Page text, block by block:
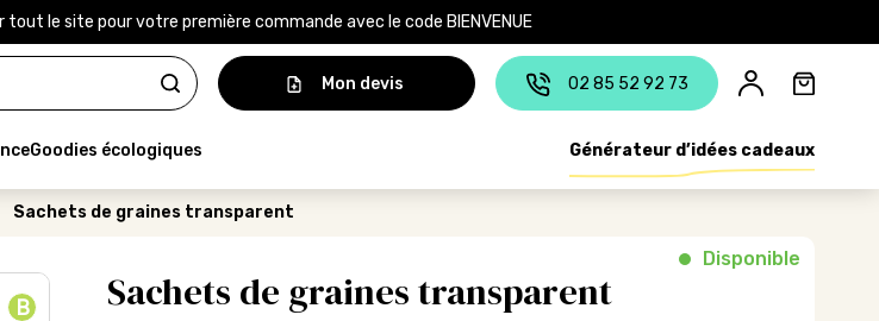
le site pour votre première commande avec le code BIENVENUE
Mon devis
02 85 52 92 73
Goodies écologiques Générateur d’idées cadeaux
Sachets de graines transparent
B Sachets de graines transparent
Disponible